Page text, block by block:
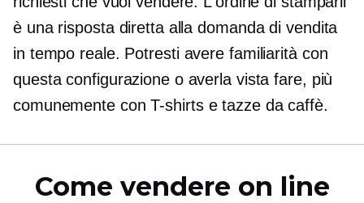
è una risposta diretta alla domanda di vendita
in tempo reale. Potresti avere familiarità con
questa configurazione o averla vista fare, più
comunemente conT-shirtse tazze da caffè.
Come vendere on line